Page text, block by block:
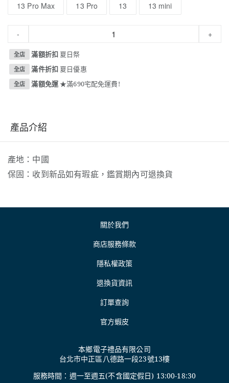
13 Pro Max
13 Pro 13 13 mini
- +
全店 滿額折扣 夏日祭
全店 滿件折扣 夏日優惠
全店 滿額免運 ★滿690宅配免運費!
產品介紹
產地：中國
保固：收到新品如有瑕疵，鑑賞期內可退換貨
關於我們
商店服務條款
隱私權政策
退換貨資訊
訂單查詢
官方蝦皮
本鄉電子禮品有限公司
台北市中正區八德路一段23號13樓
服務時間：週一至週五(不含國定假日) 13:00-18:30